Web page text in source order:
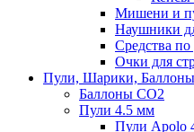
Мишени и
Наушники
Средства
Очки для
Пули, Шарики,
Баллоны CO2
Пули 4.5 мм
Пули Apolo